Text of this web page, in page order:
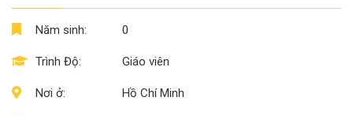
Năm sinh:
Trình Độ:
Nơi ở:
0
Giáo viên
Hồ Chí Minh